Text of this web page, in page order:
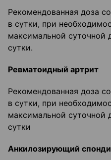
Рекомендованная доза
в сутки, при
максимальной суточной
сутки.
Ревматоидный артрит
Рекомендованная доза
в сутки, при
максимальной суточной
сутки
Анкилозирующий